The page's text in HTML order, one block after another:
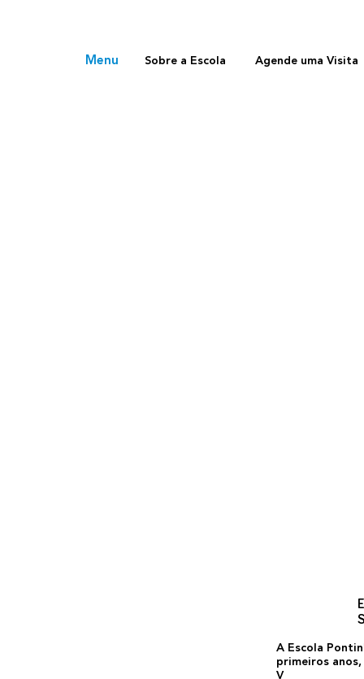
Sobre a Escola Agende uma Visita
Menu
A Escola
primeiros
V